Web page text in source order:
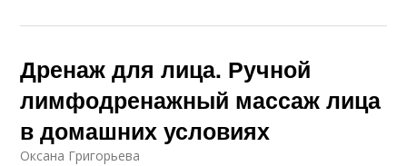
Дренаж для лица. Ручной
лимфодренажный массаж лица
в домашних условиях
Оксана Григорьева